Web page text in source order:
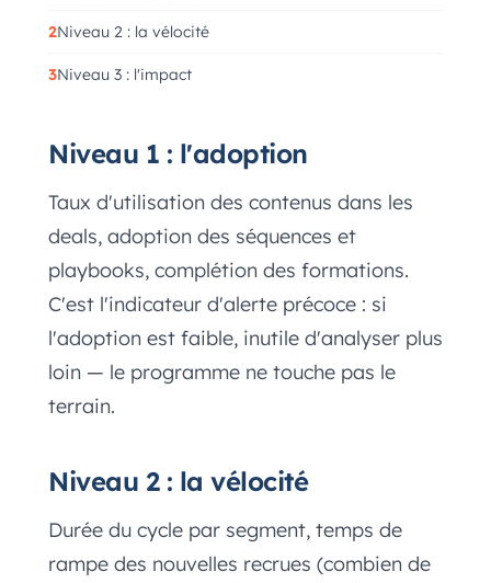
Niveau 2 : la vélocité
Niveau 3 : l'impact
Niveau 1 : l'adoption
Taux d'utilisation des contenus dans les
deals, adoption des séquences et
playbooks, complétion des formations.
C'est l'indicateur d'alerte précoce : si
l'adoption est faible, inutile d'analyser plus
loin — le programme ne touche pas le
terrain.
Niveau 2 : la vélocité
Durée du cycle par segment, temps de
rampe des nouvelles recrues (combien de